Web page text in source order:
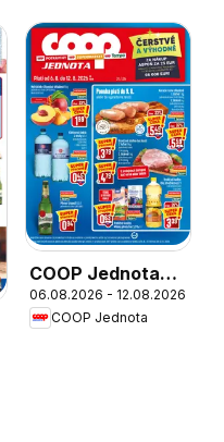
COOP Jednota
leták
06.08.2026 - 12.08.2026
COOP Jednota